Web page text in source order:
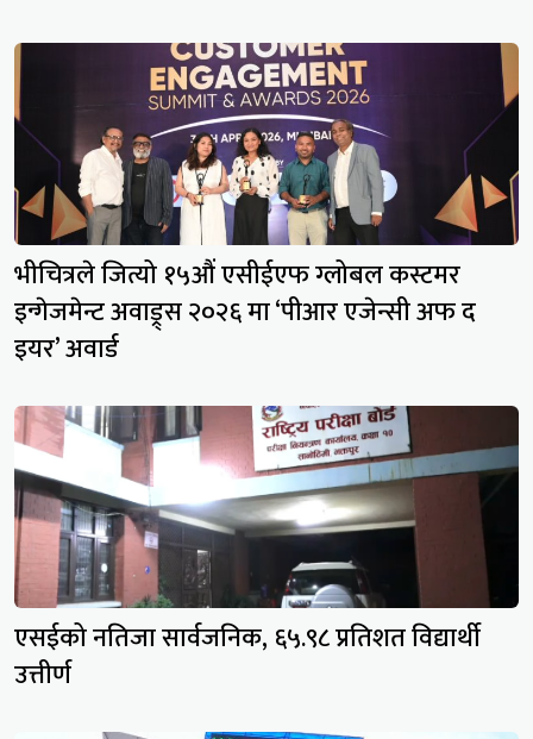
भीचित्रले जित्यो १५औं एसीईएफ ग्लोबल कस्टमर
इन्गेजमेन्ट अवाड्र्स २०२६ मा ‘पीआर एजेन्सी अफ द
इयर’ अवार्ड
एसईको नतिजा सार्वजनिक, ६५.९८ प्रतिशत विद्यार्थी
उत्तीर्ण